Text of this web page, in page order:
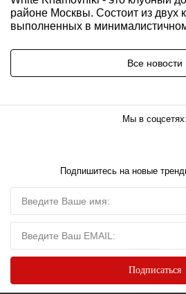
районе Москвы. Состоит из двух
выполненных в
Все новости
Мы в соцсетях:
Подпишитесь на новые